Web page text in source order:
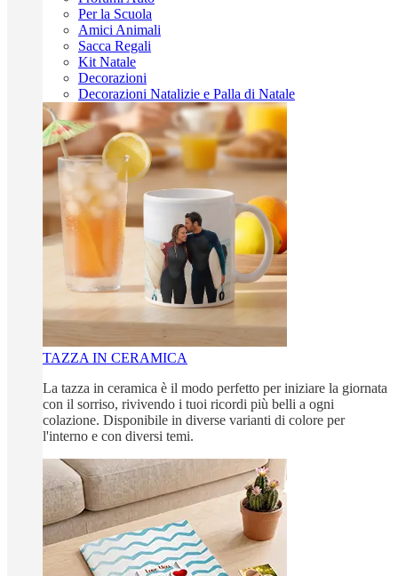
Per la Scuola
Amici Animali
Sacca Regali
Kit Natale
Decorazioni
Decorazioni Natalizie e Palla di Natale
TAZZA IN CERAMICA
La tazza in ceramica è il modo perfetto per iniziare la giornata
con il sorriso, rivivendo i tuoi ricordi più belli a ogni
colazione. Disponibile in diverse varianti di colore per
l'interno e con diversi temi.